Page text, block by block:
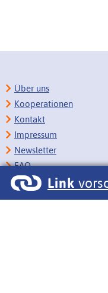
Link
Über uns
Kooperationen
Kontakt
Impressum
Newsletter
FAQ
Copyright